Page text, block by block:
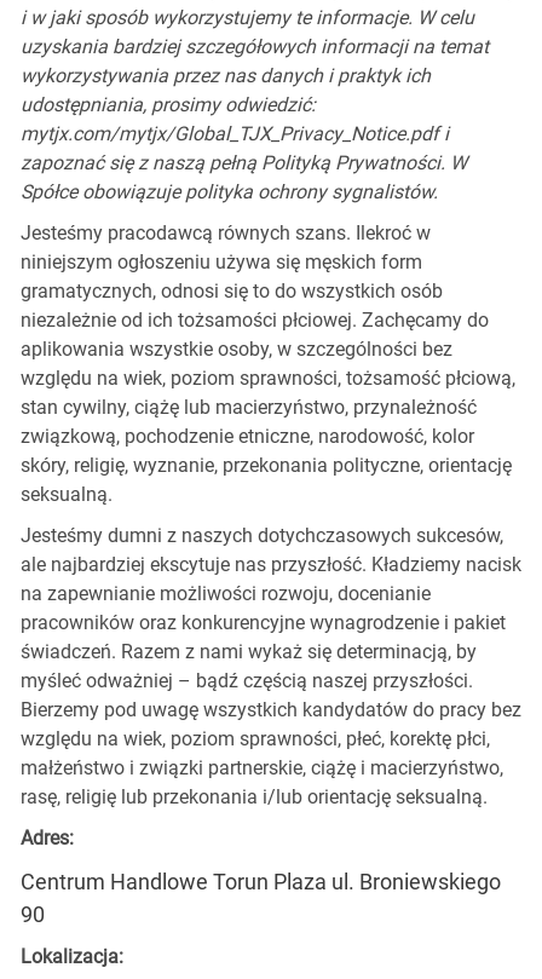
i w jaki sposób wykorzystujemy te informacje. W celu
uzyskania bardziej szczegółowych informacji na temat
wykorzystywania przez nas danych i praktyk ich
udostępniania, prosimy odwiedzić:
mytjx.com/mytjx/Global_TJX_Privacy_Notice.pdf i
zapoznać się z naszą pełną Polityką Prywatności. W
Spółce obowiązuje polityka ochrony sygnalistów.
Jesteśmy pracodawcą równych szans. Ilekroć w
niniejszym ogłoszeniu używa się męskich form
gramatycznych, odnosi się to do wszystkich osób
niezależnie od ich tożsamości płciowej. Zachęcamy do
aplikowania wszystkie osoby, w szczególności bez
względu na wiek, poziom sprawności, tożsamość płciową,
stan cywilny, ciążę lub macierzyństwo, przynależność
związkową, pochodzenie etniczne, narodowość, kolor
skóry, religię, wyznanie, przekonania polityczne, orientację
seksualną.
Jesteśmy dumni z naszych dotychczasowych sukcesów,
ale najbardziej ekscytuje nas przyszłość. Kładziemy nacisk
na zapewnianie możliwości rozwoju, docenianie
pracowników oraz konkurencyjne wynagrodzenie i pakiet
świadczeń. Razem z nami wykaż się determinacją, by
myśleć odważniej – bądź częścią naszej przyszłości.
Bierzemy pod uwagę wszystkich kandydatów do pracy bez
względu na wiek, poziom sprawności, płeć, korektę płci,
małżeństwo i związki partnerskie, ciążę i macierzyństwo,
rasę, religię lub przekonania i/lub orientację seksualną.
Adres:
Centrum Handlowe Torun Plaza ul. Broniewskiego
90
Lokalizacja: